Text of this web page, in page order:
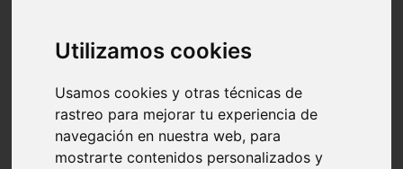
Utilizamos cookies
Usamos cookies y otras técnicas de
rastreo para mejorar tu experiencia de
navegación en nuestra web, para
mostrarte contenidos personalizados y
Valencia - valencia
Málaga - nerja
A-coruña - santiago-de-compostela
Tarragona - tarragona
Asturias - gijón
Girona - figueres